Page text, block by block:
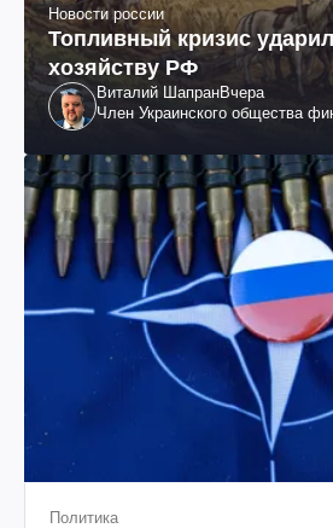
Новости россии
Топливный кризис
хозяйству РФ
Виталий ШапранВчера
Член Украинского общества
Политика